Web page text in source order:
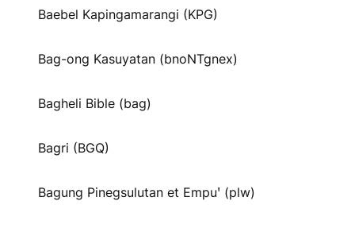
Baebel Kapingamarangi (KPG)
Bag-ong Kasuyatan (bnoNTgnex)
Bagheli Bible (bag)
Bagri (BGQ)
Bagung Pinegsulutan et Empuꞌ (plw)